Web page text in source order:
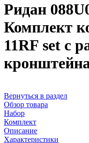
Ридан
Комплект
11RF set с
Вернуться в раздел
Обзор товара
Набор
Комплект
Описание
Характеристики